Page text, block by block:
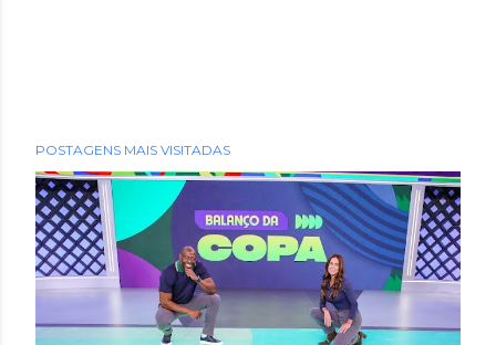
POSTAGENS MAIS VISITADAS